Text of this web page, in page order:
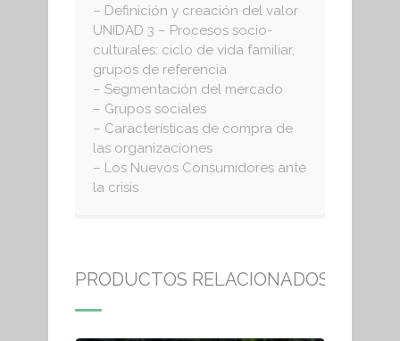
– Definición y creación del valor
UNIDAD 3 – Procesos socio-
culturales: ciclo de vida familiar,
grupos de referencia
– Segmentación del mercado
– Grupos sociales
– Características de compra de
las organizaciones
– Los Nuevos Consumidores ante
la crisis
PRODUCTOS RELACIONADOS